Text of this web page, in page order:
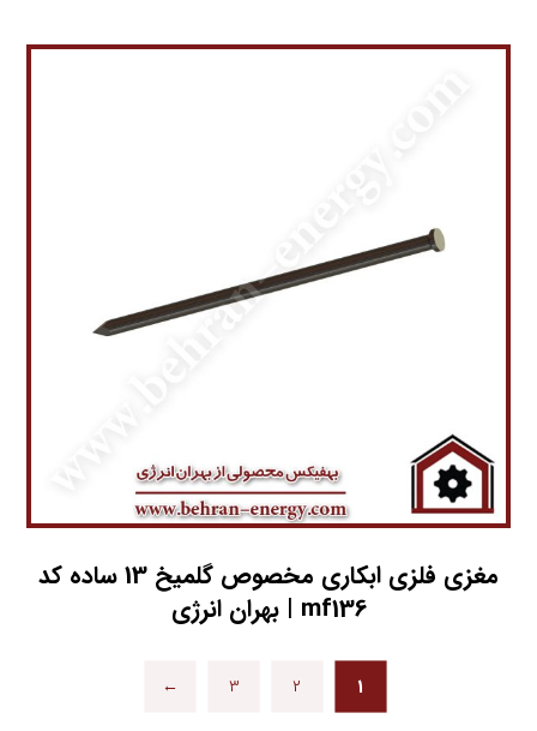
مغزي فلزي ابکاري مخصوص گلمیخ 13 ساده کد
mf136 | بهران انرژی
۱ ۲ ۳ ←